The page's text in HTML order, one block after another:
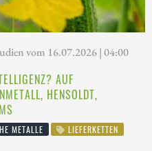
vom 16.07.2026 | 04:00
AUF
HENSOLDT,
METALLE
LIEFERKETTEN